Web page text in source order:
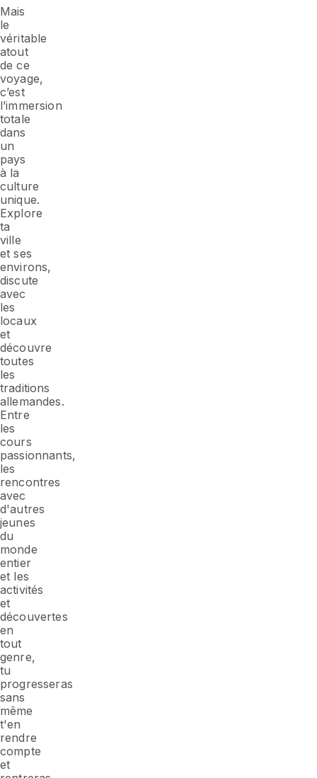
Mais
le
véritable
atout
de ce
voyage,
c’est
l’immersion
totale
dans
un
pays
à la
culture
unique.
Explore
ta
ville
et ses
environs,
discute
avec
les
locaux
et
découvre
toutes
les
traditions
allemandes.
Entre
les
cours
passionnants,
les
rencontres
avec
d'autres
jeunes
du
monde
entier
et les
activités
et
découvertes
en
tout
genre,
tu
progresseras
sans
même
t'en
rendre
compte
et